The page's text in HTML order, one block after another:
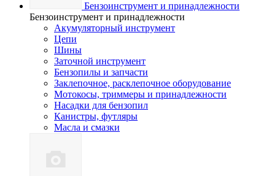
Бензоинструмент и принадлежности
Бензоинструмент и принадлежности
Акумуляторный инструмент
Цепи
Шины
Заточной инструмент
Бензопилы и запчасти
Заклепочное, расклепочное оборудование
Мотокосы, триммеры и принадлежности
Насадки для бензопил
Канистры, футляры
Масла и смазки